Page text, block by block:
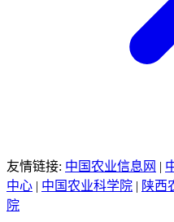
友情链接: 中国农业信息网 |
中心 | 中国农业科学院 | 陕西
院